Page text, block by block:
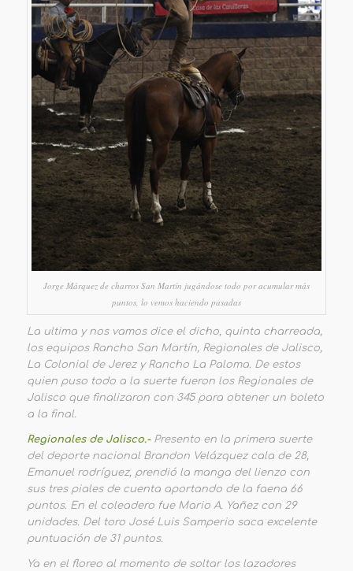
Jorge Márquez de charros San Martín jugándose todo por acumular más
puntos, lo vemos haciendo pasadas
La ultima y nos vamos dice el dicho, quinta charreada,
los equipos Rancho San Martín, Regionales de Jalisco,
La Colonial de Jerez y Rancho La Paloma. De estos
quien puso todo a la suerte fueron los Regionales de
Jalisco que finalizaron con 345 para obtener un boleto
a la final.
Regionales de Jalisco.-Presento en la primera suerte
del deporte nacional Brandon Velázquez cala de 28,
Emanuel rodríguez, prendió la manga del lienzo con
sus tres piales de cuenta aportando de la faena 66
puntos. En el coleadero fue Mario A. Yañez con 29
unidades. Del toro José Luis Samperio saca excelente
puntuación de 31 puntos.
Ya en el floreo al momento de soltar los lazadores